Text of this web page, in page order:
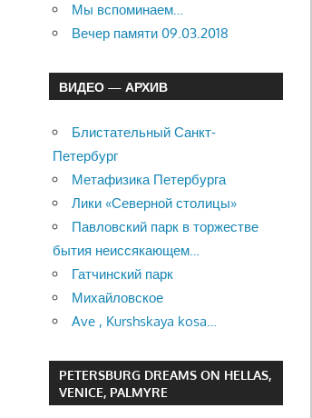
Мы вспоминаем…
Вечер памяти 09.03.2018
ВИДЕО — АРХИВ
Блистательный Санкт-
Петербург
Метафизика Петербурга
Лики «Северной столицы»
Павловский парк в торжестве
бытия неиссякающем…
Гатчинский парк
Михайловское
Ave , Kurshskaya kosa…
PETERSBURG DREAMS ON HELLAS,
VENICE, PALMYRE